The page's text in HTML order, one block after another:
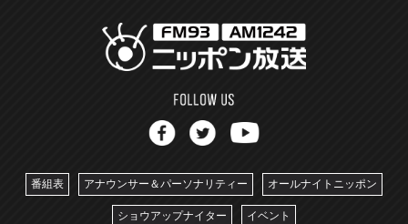
番組表 アナウンサー＆パーソナリティー オールナイトニッポン
ショウアップナイター イベント